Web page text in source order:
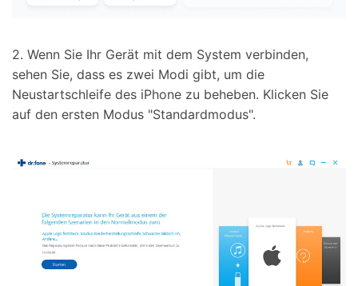
2. Wenn Sie Ihr Gerät mit dem System verbinden,
sehen Sie, dass es zwei Modi gibt, um die
Neustartschleife des iPhone zu beheben. Klicken Sie
auf den ersten Modus "Standardmodus".